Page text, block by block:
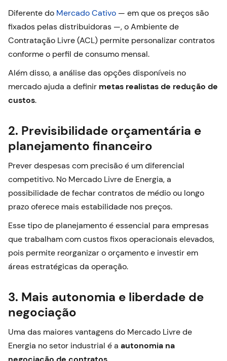
Diferente do Mercado Cativo — em que os preços são
fixados pelas distribuidoras —, o Ambiente de
Contratação Livre (ACL) permite personalizar contratos
conforme o perfil de consumo mensal.
Além disso, a análise das opções disponíveis no
mercado ajuda a definir metas realistas de redução de
custos.
2. Previsibilidade orçamentária e
planejamento financeiro
Prever despesas com precisão é um diferencial
competitivo. No Mercado Livre de Energia, a
possibilidade de fechar contratos de médio ou longo
prazo oferece mais estabilidade nos preços.
Esse tipo de planejamento é essencial para empresas
que trabalham com custos fixos operacionais elevados,
pois permite reorganizar o orçamento e investir em
áreas estratégicas da operação.
3. Mais autonomia e liberdade de
negociação
Uma das maiores vantagens do Mercado Livre de
Energia no setor industrial é a autonomia na